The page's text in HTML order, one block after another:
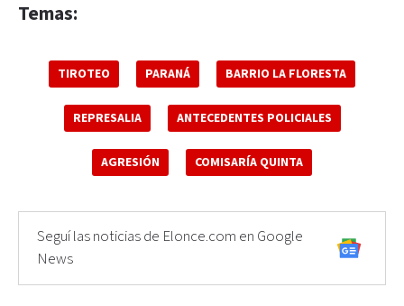
Temas:
TIROTEO PARANÁ BARRIO LA FLORESTA
REPRESALIA ANTECEDENTES POLICIALES
AGRESIÓN COMISARÍA QUINTA
Seguí las noticias de Elonce.com en Google
News